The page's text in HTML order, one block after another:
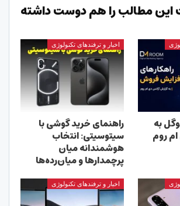
مطالب را هم دوست داشته
به
روم
اخبار و ترفندهای تکنولوژی
راهنمای خرید گوشی با
سیتوسیتی: انتخاب
هوشمندانه میان
پرچمدارها و میان‌رده‌ها
اخبار و ترفندهای تکنولوژی